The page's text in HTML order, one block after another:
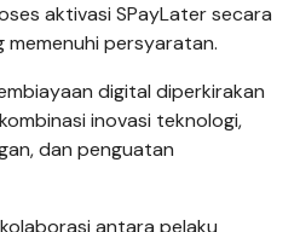
aktivasi SPayLater secara
memenuhi persyaratan.
digital diperkirakan
inovasi teknologi,
dan penguatan